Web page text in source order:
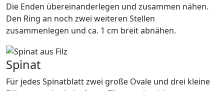
Die Enden übereinanderlegen und zusammen nähen.
Den Ring an noch zwei weiteren Stellen
zusammenlegen und ca. 1 cm breit abnähen.
Spinat
Für jedes Spinatblatt zwei große Ovale und drei kleine